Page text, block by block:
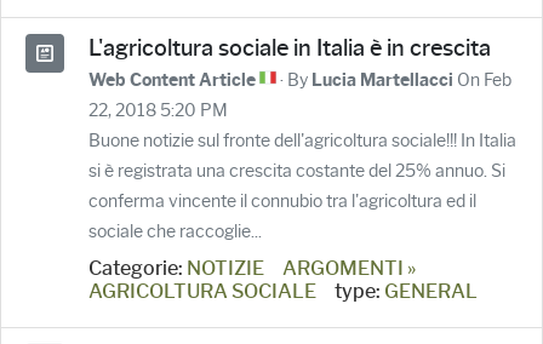
L'agricoltura sociale in Italia è in crescita
Web Content Article · By Lucia Martellacci On Feb
22, 2018 5:20 PM
Buone notizie sul fronte dell'agricoltura sociale!!! In Italia
si è registrata una crescita costante del 25% annuo. Si
conferma vincente il connubio tra l'agricoltura ed il
sociale che raccoglie...
Categorie: NOTIZIE
ARGOMENTI »
AGRICOLTURA SOCIALE
type: GENERAL